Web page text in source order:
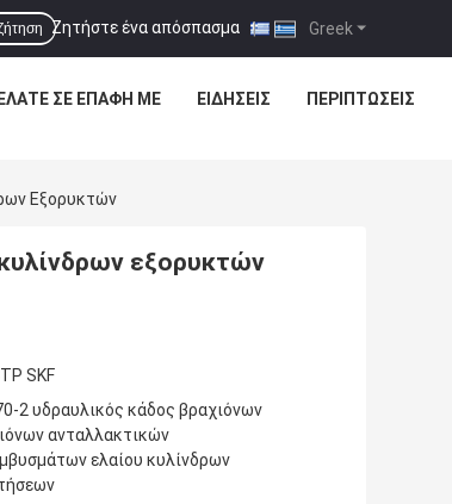
Greek
Ζητήστε ένα απόσπασμα |
ΣΕ ΕΠΑΦΉ ΜΕ ΕΙΔΉΣΕΙΣ ΠΕΡΙΠΤΏΣΕΙΣ
Εξορυκτών
εξορυκτών
SKF
2 υδραυλικός κάδος βραχιόνων
ανταλλακτικών
ελαίου κυλίνδρων